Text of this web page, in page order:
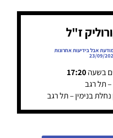
ז"ל
אבל בידיעות אחרונות
23/09/
בשעה17:20
תל רגב
בנימין – תל רגב